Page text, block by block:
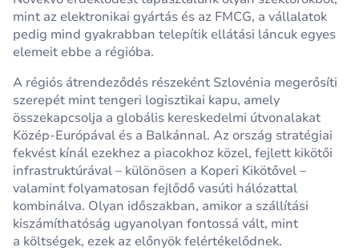
mint az elektronikai gyártás és az FMCG, a vállalatok
pedig mind gyakrabban telepítik ellátási láncuk egyes
elemeit ebbe a régióba.
A régiós átrendeződés részeként Szlovénia megerősíti
szerepét mint tengeri logisztikai kapu, amely
összekapcsolja a globális kereskedelmi útvonalakat
Közép‑Európával és a Balkánnal. Az ország stratégiai
fekvést kínál ezekhez a piacokhoz közel, fejlett kikötői
infrastruktúrával – különösen a Koperi Kikötővel –
valamint folyamatosan fejlődő vasúti hálózattal
kombinálva. Olyan időszakban, amikor a szállítási
kiszámíthatóság ugyanolyan fontossá vált, mint
a költségek, ezek az előnyök felértékelődnek.